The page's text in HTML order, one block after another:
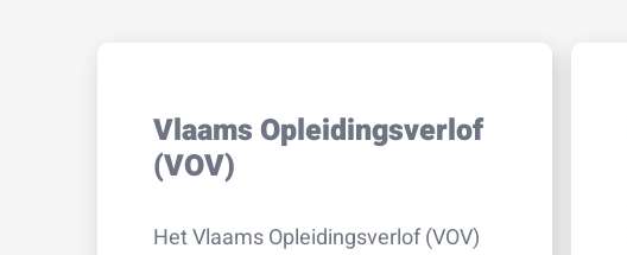
Vlaams Opleidingsverlof
(VOV)
Het Vlaams Opleidingsverlof (VOV)